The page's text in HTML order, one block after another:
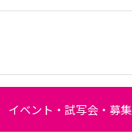
イベント・試写会・募集